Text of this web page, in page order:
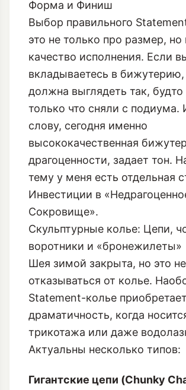
Форма и Финиш
Выбор правильного
это не только про размер, но
качество исполнения. Если
вкладываетесь в бижутерию,
должна выглядеть так, будто
только что сняли с подиума.
слову, сегодня именно
высококачественная
драгоценности, задает тон.
тему у меня есть отдельная
Инвестиции в
Сокровище».
Скульптурные колье: Цепи,
воротники и «бронежилеты»
Шея зимой закрыта, но это
отказываться от колье.
Statement-колье
драматичность, когда
трикотажа или даже
Актуальны несколько типов:
Гигантские цепи (Chunky